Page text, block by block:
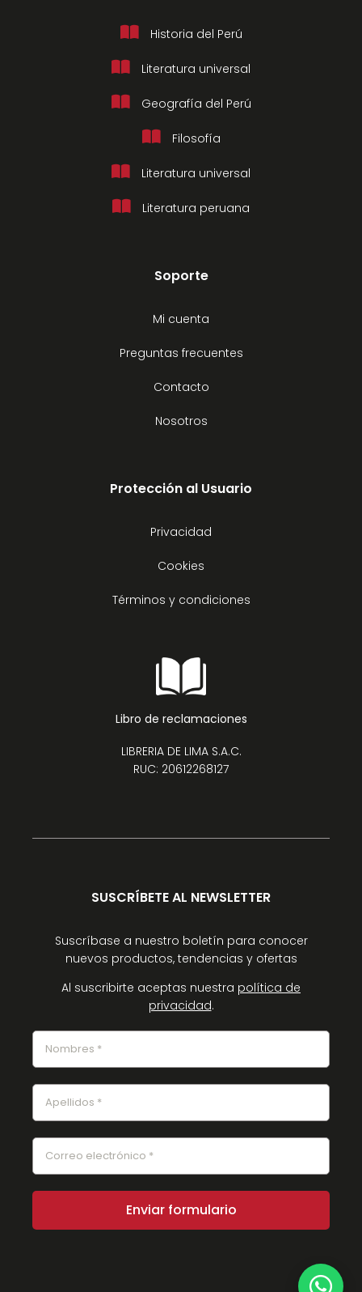
Historia del Perú
Literatura universal
Geografía del Perú
Filosofía
Literatura universal
Literatura peruana
Soporte
Mi cuenta
Preguntas frecuentes
Contacto
Nosotros
Protección al Usuario
Privacidad
Cookies
Términos y condiciones
Libro de reclamaciones
LIBRERIA DE LIMA S.A.C.
RUC: 20612268127
SUSCRÍBETE AL NEWSLETTER
Suscríbase a nuestro boletín para conocer
nuevos productos, tendencias y ofertas
Al suscribirte aceptas nuestra política de
privacidad.